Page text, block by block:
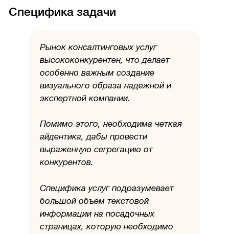
Специфика задачи
Рынок консалтинговых услуг
высококонкурентен, что делает
особенно важным создание
визуального образа надежной и
экспертной компании.
Помимо этого, необходима четкая
айдентика, дабы провести
выраженную сегрегацию от
конкурентов.
Специфика услуг подразумевает
большой объём текстовой
информации на посадочных
страницах, которую необходимо